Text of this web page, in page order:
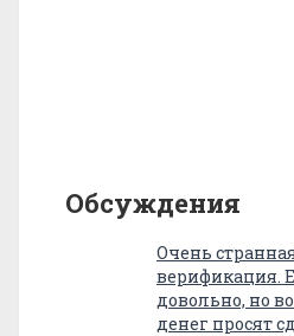
Обсуждения
Очень
верификация.
довольно, но
денег просят